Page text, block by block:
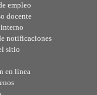
empleo
docente
notificaciones
sitio
en línea